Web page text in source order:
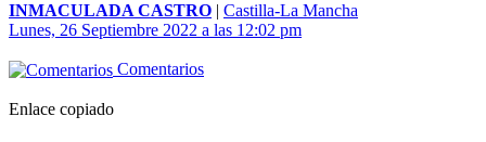
INMACULADA CASTRO | Castilla-La Mancha
Lunes, 26 Septiembre 2022 a las 12:02 pm
Comentarios
Enlace copiado